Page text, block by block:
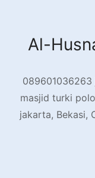
contentAl-
masjid turki
jakarta, Bekasi,